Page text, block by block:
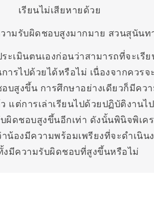
เรียนไม่เสียหายด้วย
ามรับผิดชอบสูงมากมาย สวนสุนันท
ะเมินตนเองก่อนว่าสามารถที่จะเรีย
ารไปด้วยได้หรือไม่ เนื่องจากควรจ
บสูงขึ้น การศึกษาอย่างเดียวก็มีคว
แต่การเล่าเรียนไปด้วยปฏิบัติงานไ
ผิดชอบสูงขึ้นอีกเท่า ดังนั้นพินิจพิเค
าน้องมีความพร้อมเพรียงที่จะดำเนิน
งมีความรับผิดชอบที่สูงขึ้นหรือไม่